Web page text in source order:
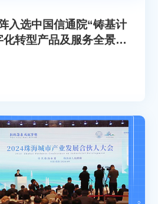
入选中国信通院“铸基计
转型产品及服务全景